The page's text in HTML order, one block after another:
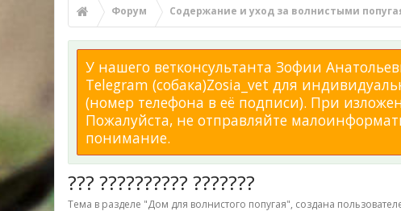
Форум Содержание и уход за волнистыми
У нашего ветконсультанта Зофии
Telegram (собака)Zosia_vet для
(номер телефона в её подписи). При
Пожалуйста, не отправляйте
понимание.
??? ?????????? ???????
Тема в разделе "Дом для волнистого попугая", создана